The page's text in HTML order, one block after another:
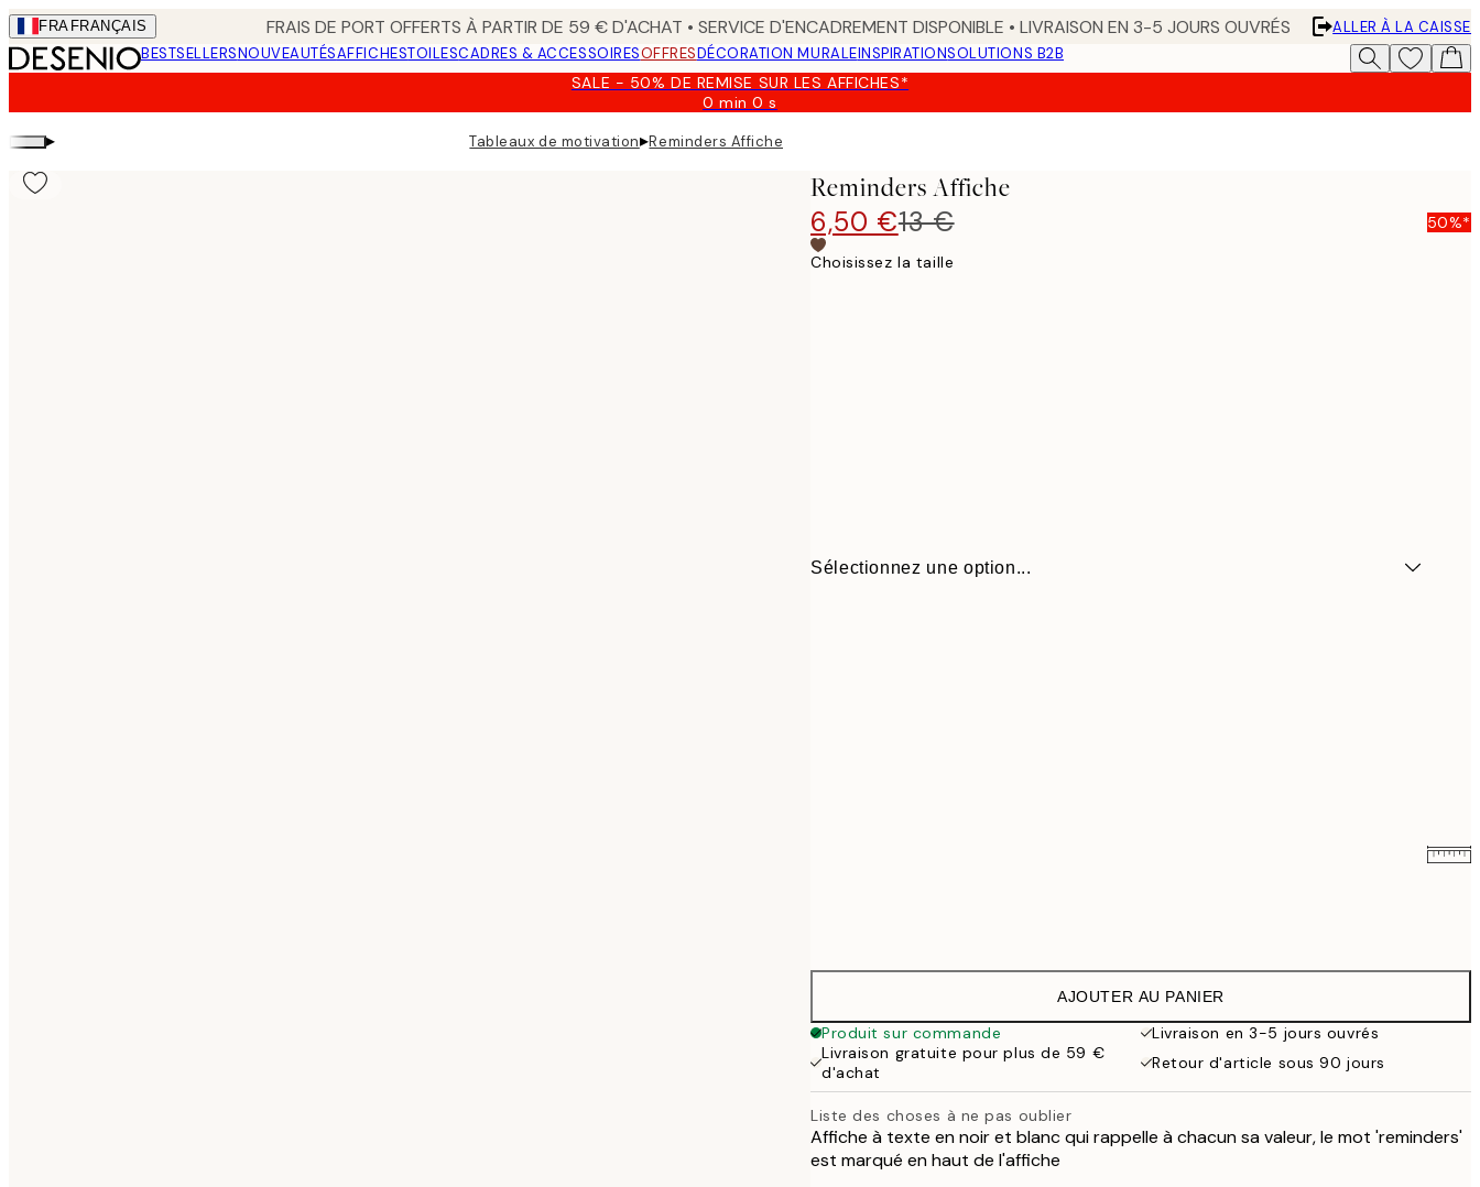
Skip
to
main
FRA FRANÇAIS FRAIS DE PORT OFFERTS À PARTIR DE 59 € D'ACHAT • SERVICE D'ENCADREMENT DISPONIBLE • LIVRAISON EN 3-5 JOURS OUVRÉS
ALLER À LA CAISSE
BESTSELLERSNOUVEAUTÉSAFFICHESTOILESCADRES & ACCESSOIRESOFFRESDÉCORATION MURALEINSPIRATIONSOLUTIONS B2B
SALE - 50% DE REMISE SUR LES AFFICHES*
0 min0 s
Valable
jusqu'au
:
▸ Tableaux de motivation▸Reminders Affiche
Reminders Affiche
6,50 €13 € 50%*
Choisissez la taille
Sélectionnez une option...
19,95 €
AJOUTER AU PANIER
Produit sur commande
Livraison en 3-5 jours ouvrés
Livraison gratuite pour plus de 59 €
d'achat
Retour d'article sous 90 jours
Liste des choses à ne pas oublier
Affiche à texte en noir et blanc qui rappelle à chacun sa valeur, le mot 'reminders'
est marqué en haut de l'affiche